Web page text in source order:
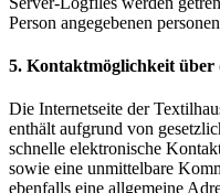
Person angegebenen
5. Kontaktmöglichkeit über
Die Internetseite der
enthält aufgrund von
schnelle elektronische
sowie eine unmittelbare
ebenfalls eine allgemeine